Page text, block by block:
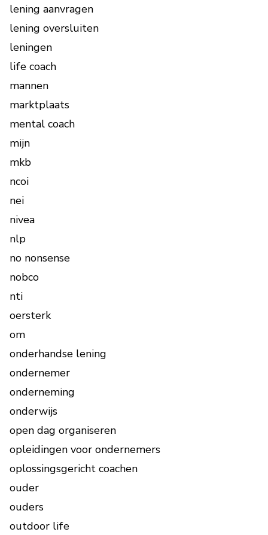
lening aanvragen
lening oversluiten
leningen
life coach
mannen
marktplaats
mental coach
mijn
mkb
ncoi
nei
nivea
nlp
no nonsense
nobco
nti
oersterk
om
onderhandse lening
ondernemer
onderneming
onderwijs
open dag organiseren
opleidingen voor ondernemers
oplossingsgericht coachen
ouder
ouders
outdoor life